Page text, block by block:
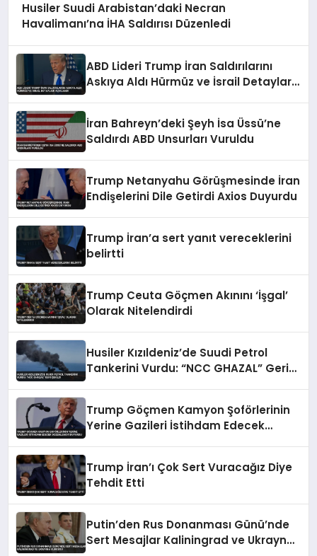
Husiler Suudi Arabistan’daki Necran
Havalimanı’na İHA Saldırısı Düzenledi
ABD Lideri Trump İran Saldırılarını
Askıya Aldı Hürmüz ve İsrail Detayları
İran Bahreyn’deki Şeyh İsa Üssü’ne
Saldırdı ABD Unsurları Vuruldu
Trump Netanyahu Görüşmesinde İran
Endişelerini Dile Getirdi Axios Duyurdu
Trump İran’a sert yanıt vereceklerini
belirtti
Trump Ceuta Göçmen Akınını ‘İşgal’
Olarak Nitelendirdi
Husiler Kızıldeniz’de Suudi Petrol
Tankerini Vurdu: “NCC GHAZAL” Geri
Trump Göçmen Kamyon Şoförlerinin
Yerine Gazileri İstihdam Edecek
Trump İran’ı Çok Sert Vuracağız Diye
Tehdit Etti
Putin’den Rus Donanması Günü’nde
Sert Mesajlar Kaliningrad ve Ukrayna